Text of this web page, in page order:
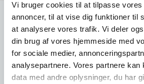
Vi bruger cookies til at tilpasse vores
annoncer, til at vise dig funktioner til
at analysere vores trafik. Vi deler
din brug af vores hjemmeside med
for sociale medier,
analysepartnere. Vores partnere kan
data med andre oplysninger, du har
Kun